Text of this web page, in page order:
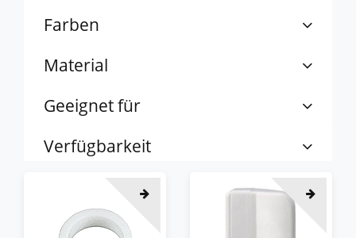
Farben
Material
Geeignet für
Verfügbarkeit